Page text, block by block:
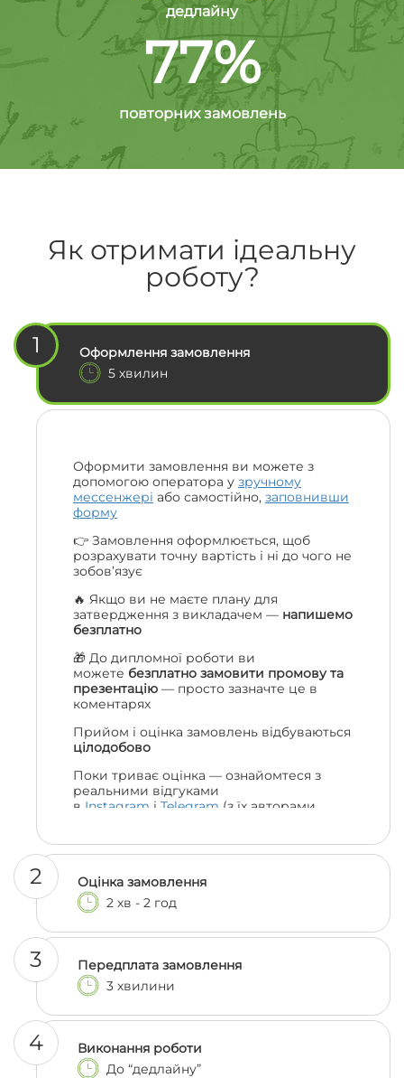
дедлайну
77%
повторних замовлень
Як отримати ідеальну
роботу?
1
Оформлення замовлення
5 хвилин
Оформити замовлення ви можете з
допомогою оператора у зручному
мессенжері або самостійно, заповнивши
форму
👉 Замовлення оформлюється, щоб
розрахувати точну вартість і ні до чого не
зобов’язує
🔥 Якщо ви не маєте плану для
затвердження з викладачем — напишемо
безплатно
🎁 До дипломної роботи ви
можете безплатно замовити промову та
презентацію — просто зазначте це в
коментарях
Прийом і оцінка замовлень відбуваються
цілодобово
Поки триває оцінка — ознайомтеся з
реальними відгуками
в Instagram і Telegram (з їх авторами
2
Оцінка замовлення
2 хв - 2 год
3
Передплата замовлення
3 хвилини
4
Виконання роботи
До “дедлайну”